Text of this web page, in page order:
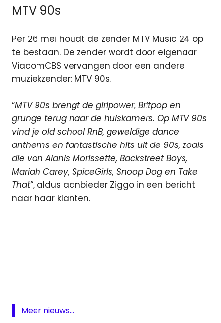
MTV 90s
Per 26 mei houdt de zender MTV Music 24 op
te bestaan. De zender wordt door eigenaar
ViacomCBS vervangen door een andere
muziekzender: MTV 90s.
“MTV 90s brengt de girlpower, Britpop en
grunge terug naar de huiskamers. Op MTV 90s
vind je old school RnB, geweldige dance
anthems en fantastische hits uit de 90s, zoals
die van Alanis Morissette, Backstreet Boys,
Mariah Carey, SpiceGirls, Snoop Dog en Take
That“, aldus aanbieder Ziggo in een bericht
naar haar klanten.
MTV
Meer nieuws...